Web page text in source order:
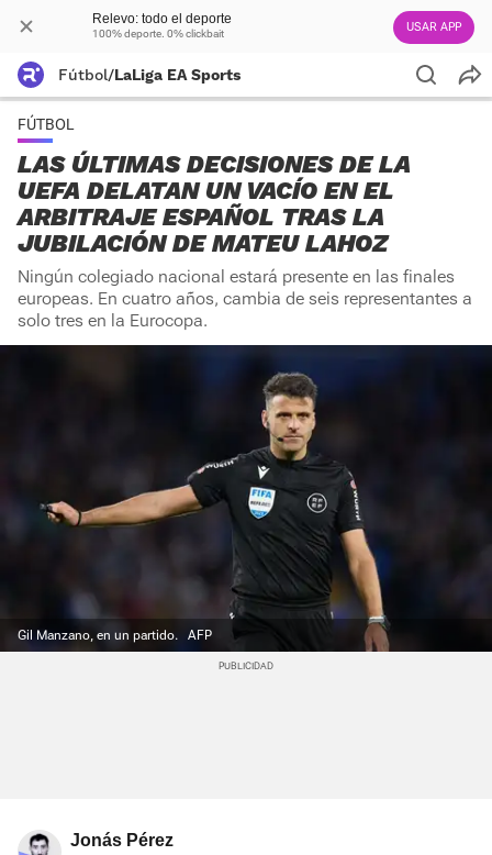
Relevo: todo el deporte
100% deporte. 0% clickbait USAR APP
Fútbol/LaLiga EA Sports
FÚTBOL
LAS ÚLTIMAS DECISIONES DE LA
UEFA DELATAN UN VACÍO EN EL
ARBITRAJE ESPAÑOL TRAS LA
JUBILACIÓN DE MATEU LAHOZ
Ningún colegiado nacional estará presente en las finales
europeas. En cuatro años, cambia de seis representantes a
solo tres en la Eurocopa.
Gil Manzano, en un partido. AFP
Jonás Pérez